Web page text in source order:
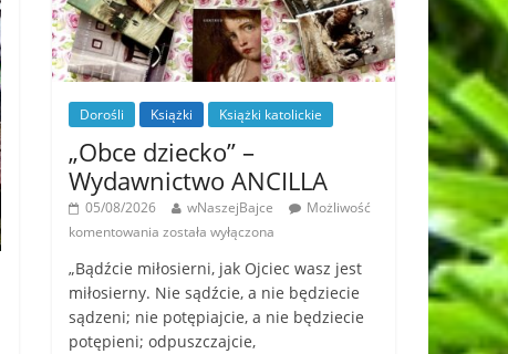
Dorośli Książki Książki katolickie
„Obce dziecko” –
Wydawnictwo ANCILLA
05/08/2026 wNaszejBajce
Możliwość
komentowania została wyłączona
„Bądźcie miłosierni, jak Ojciec wasz jest
miłosierny. Nie sądźcie, a nie będziecie
sądzeni; nie potępiajcie, a nie będziecie
potępieni; odpuszczajcie,